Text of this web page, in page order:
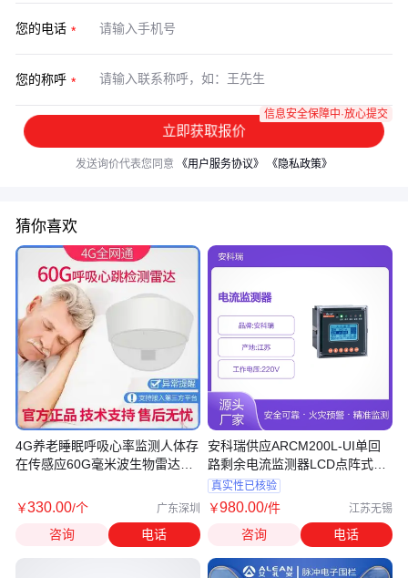
您的电话
您的称呼
立即获取报价
信息安全保障中·放心提交
发送询价代表您同意 《用户服务协议》 《隐私政策》
猜你喜欢
4G养老睡眠呼吸心率监测人体存
在传感应60G毫米波生物雷达报
￥330.00/个 广东深圳
咨询 电话
安科瑞供应ARCM200L-UI单回
路剩余电流监测器LCD点阵式显
示
真实性已核验
￥980.00/件 江苏无锡
咨询 电话